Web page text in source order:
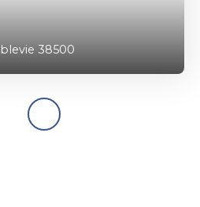
38500